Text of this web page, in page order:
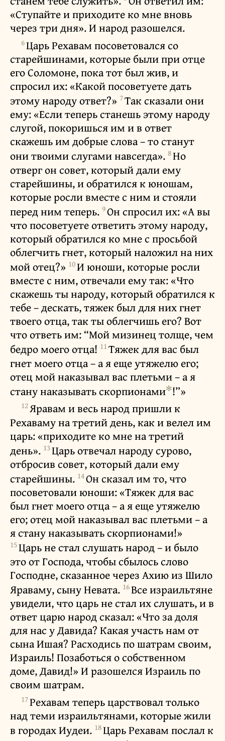
«Ступайте и приходите ко мне вновь
через три дня». И народ разошелся.
6Царь Рехавам посоветовался со
старейшинами, которые были при отце
его Соломоне, пока тот был жив, и
спросил их: «Какой посоветуете дать
этому народу ответ?» 7Так сказали они
ему: «Если теперь станешь этому народу
слугой, покоришься им и в ответ
скажешь им добрые слова – то станут
они твоими слугами навсегда». 8Но
отверг он совет, который дали ему
старейшины, и обратился к юношам,
которые росли вместе с ним и стояли
перед ним теперь. 9Он спросил их: «А вы
что посоветуете ответить этому народу,
который обратился ко мне с просьбой
облегчить гнет, который наложил на них
мой отец?» 10И юноши, которые росли
вместе с ним, отвечали ему так: «Что
скажешь ты народу, который обратился к
тебе – дескать, тяжек был для них гнет
твоего отца, так ты облегчишь его? Вот
что ответь им: “Мой мизинец толще, чем
бедро моего отца! 11Тяжек для вас был
гнет моего отца – а я еще утяжелю его;
отец мой наказывал вас плетьми – а я
стану наказывать скорпионами✻!”»
12Яравам и весь народ пришли к
Рехаваму на третий день, как и велел им
царь: «приходите ко мне на третий
день». 13Царь отвечал народу сурово,
отбросив совет, который дали ему
старейшины. 14Он сказал им то, что
посоветовали юноши: «Тяжек для вас
был гнет моего отца – а я еще утяжелю
его; отец мой наказывал вас плетьми – а
я стану наказывать скорпионами!»
15Царь не стал слушать народ – и было
это от Господа, чтобы сбылось слово
Господне, сказанное через Ахию из Шило
Яраваму, сыну Невата. 16Все израильтяне
увидели, что царь не стал их слушать, и в
ответ царю народ сказал: «Что за доля
для нас у Давида? Какая участь нам от
сына Ишая? Расходись по шатрам своим,
Израиль! Позаботься о собственном
доме, Давид!» И разошелся Израиль по
своим шатрам.
17Рехавам теперь царствовал только
над теми израильтянами, которые жили
в городах Иудеи. 18Царь Рехавам послал к